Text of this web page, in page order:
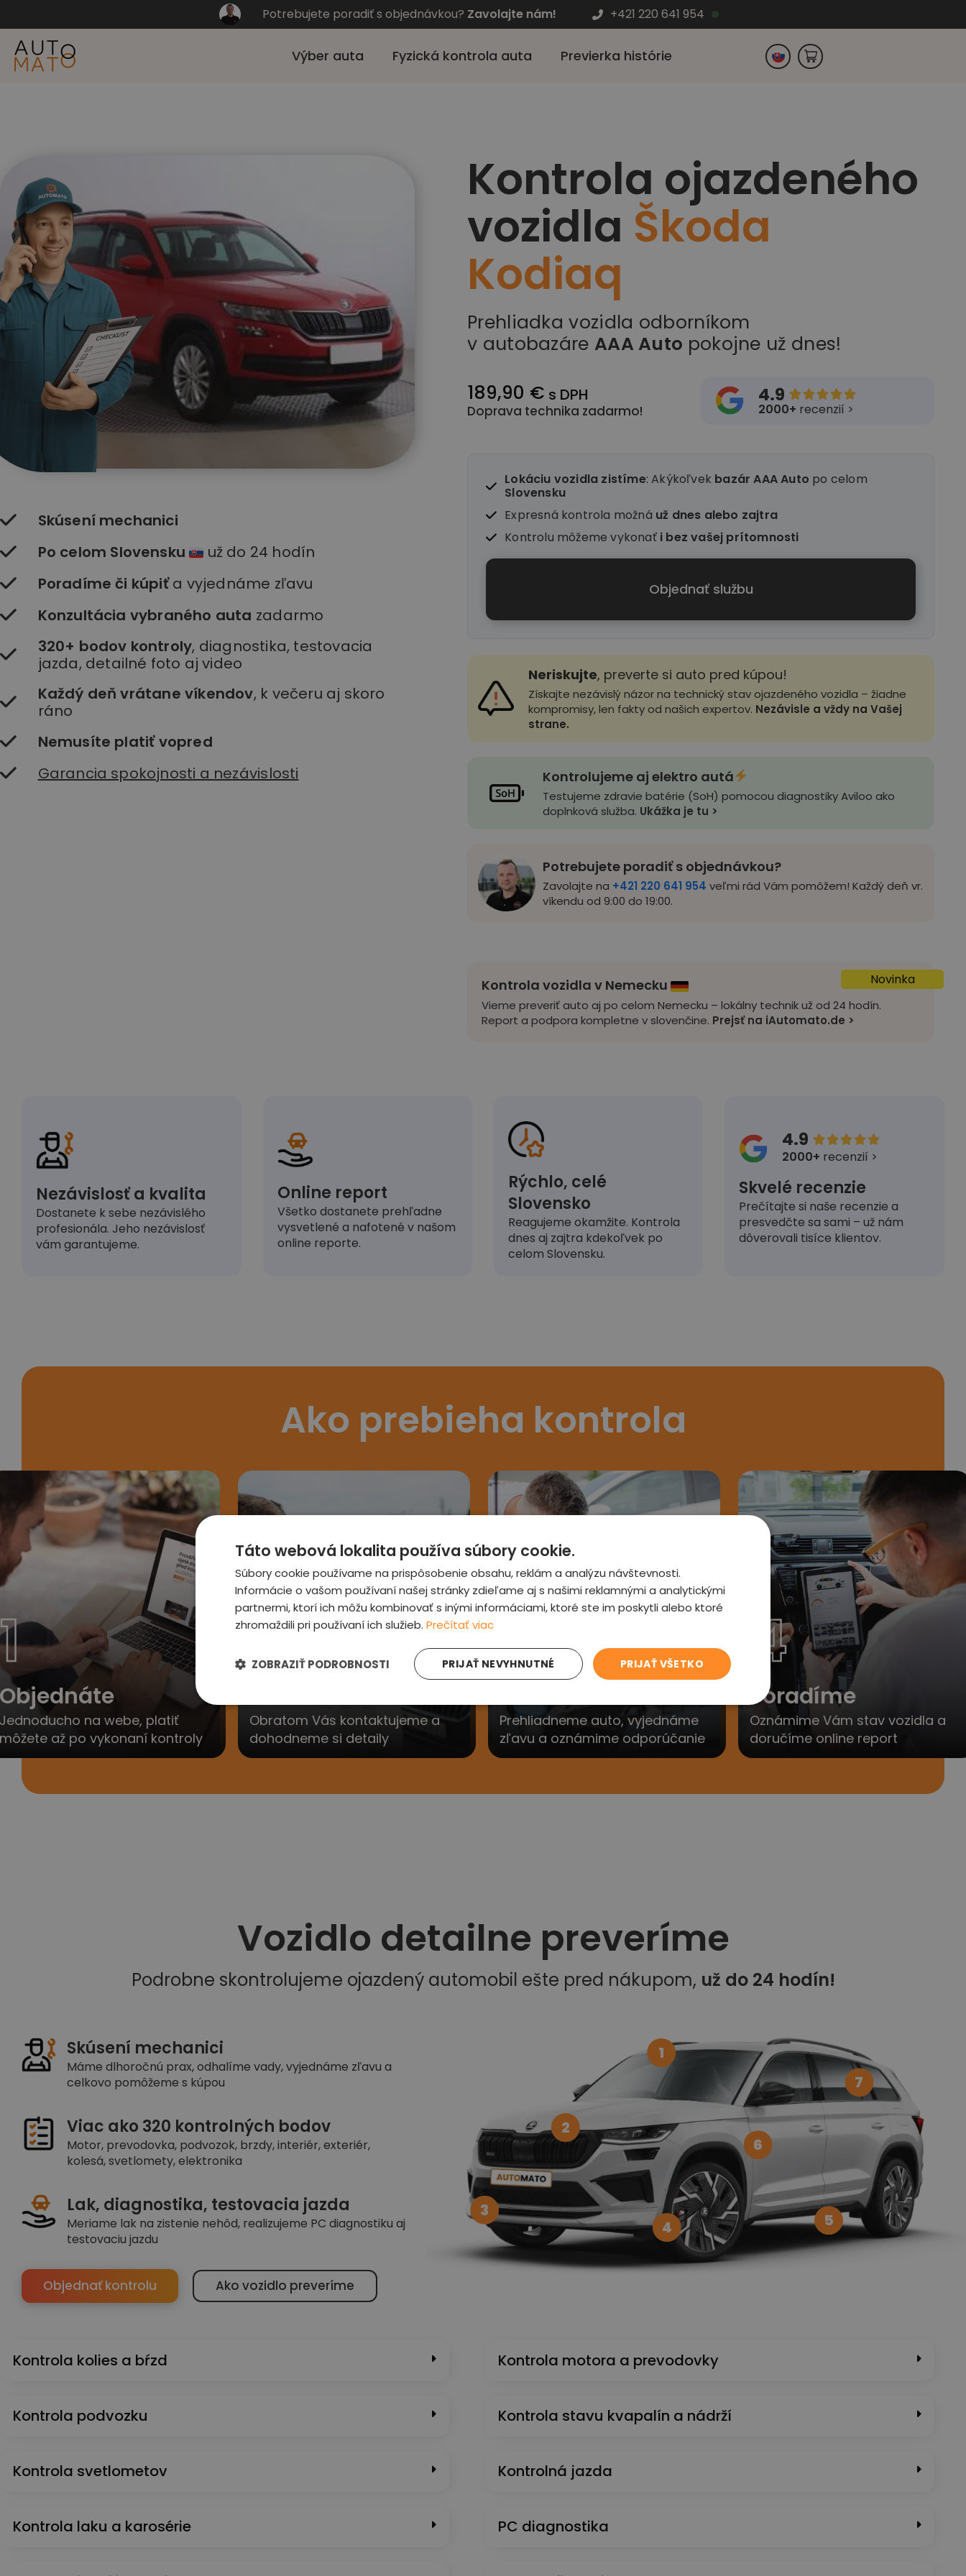
Potrebujete poradiť s objednávkou? Zavolajte nám! +421 220 641 954
Výber auta Fyzická kontrola auta Previerka histórie
Nemecko
Skúsení mechanici
Po celom Slovensku
už do 24 hodín
Poradíme či kúpiťa vyjednáme zľavu
Konzultácia vybraného auta zadarmo
320+ bodov kontroly, diagnostika, testovacia
jazda, detailné foto aj video
Každý deň vrátane víkendov, k večeru aj skoro
ráno
Nemusíte platiť vopred
Garancia spokojnosti a nezávislosti
Kontrola ojazdeného
vozidla Škoda
Kodiaq
Prehliadka vozidla odborníkom
v autobazáre AAA Auto pokojne už dnes!
189,90 € s DPH
Doprava technika zadarmo!
4.9 
2000+ recenzií >
Lokáciu vozidla zistíme: Akýkoľvek bazár AAA Auto po celom
Slovensku
Expresná kontrola možná už dnes alebo zajtra
Kontrolu môžeme vykonať i bez vašej prítomnosti
Objednať službu
Neriskujte, preverte si auto pred kúpou!
Získajte nezávislý názor na technický stav ojazdeného vozidla – žiadne
kompromisy, len fakty od našich expertov. Nezávisle a vždy na Vašej
strane.
Kontrolujeme aj elektro autá
Testujeme zdravie batérie (SoH) pomocou diagnostiky Aviloo ako
doplnková služba. Ukážka je tu >
Potrebujete poradiť s objednávkou?
Zavolajte na +421 220 641 954 veľmi rád Vám pomôžem! Každý deň vr.
víkendu od 9:00 do 19:00.
Novinka
Kontrola vozidla v Nemecku
Vieme preveriť auto aj po celom Nemecku – lokálny technik už od 24 hodín.
Report a podpora kompletne v slovenčine. Prejsť na iAutomato.de >
Nezávislosť a kvalita
Dostanete k sebe nezávislého
profesionála. Jeho nezávislosť
vám garantujeme.
Online report
Všetko dostanete prehľadne
vysvetlené a nafotené v našom
online reporte.
Rýchlo, celé
Slovensko
Reagujeme okamžite. Kontrola
dnes aj zajtra kdekoľvek po
celom Slovensku.
4.9 
2000+ recenzií >
Skvelé recenzie
Prečítajte si naše recenzie a
presvedčte sa sami – už nám
dôverovali tisíce klientov.
Ako prebieha kontrola
1
Objednáte
Jednoducho na webe, platiť
môžete až po vykonaní kontroly
2
Obratom Vás kontaktujeme a
dohodneme si detaily
3
Prehliadneme auto, vyjednáme
zľavu a oznámime odporúčanie
4
Poradíme
Oznámime Vám stav vozidla a
doručíme online report
Vozidlo detailne preveríme
Podrobne skontrolujeme ojazdený automobil ešte pred nákupom, už do 24 hodín!
Skúsení mechanici
Máme dlhoročnú prax, odhalíme vady, vyjednáme zľavu a
celkovo pomôžeme s kúpou
Viac ako 320 kontrolných bodov
Motor, prevodovka, podvozok, brzdy, interiér, exteriér,
kolesá, svetlomety, elektronika
Lak, diagnostika, testovacia jazda
Meriame lak na zistenie nehôd, realizujeme PC diagnostiku aj
testovaciu jazdu
Objednať kontrolu Ako vozidlo preveríme
1
2
3
4
5
6
7
Kontrola kolies a bŕzd
Kontrola podvozku
Kontrola svetlometov
Kontrola laku a karosérie
Kontrola motora a prevodovky
Kontrola stavu kvapalín a nádrží
Kontrolná jazda
PC diagnostika
Táto webová lokalita používa súbory cookie.
Súbory cookie používame na prispôsobenie obsahu, reklám a analýzu návštevnosti.
Informácie o vašom používaní našej stránky zdieľame aj s našimi reklamnými a analytickými
partnermi, ktorí ich môžu kombinovať s inými informáciami, ktoré ste im poskytli alebo ktoré
zhromaždili pri používaní ich služieb. Prečítať viac
PRIJAŤ VŠETKO
PRIJAŤ NEVYHNUTNÉ
ZOBRAZIŤ PODROBNOSTI